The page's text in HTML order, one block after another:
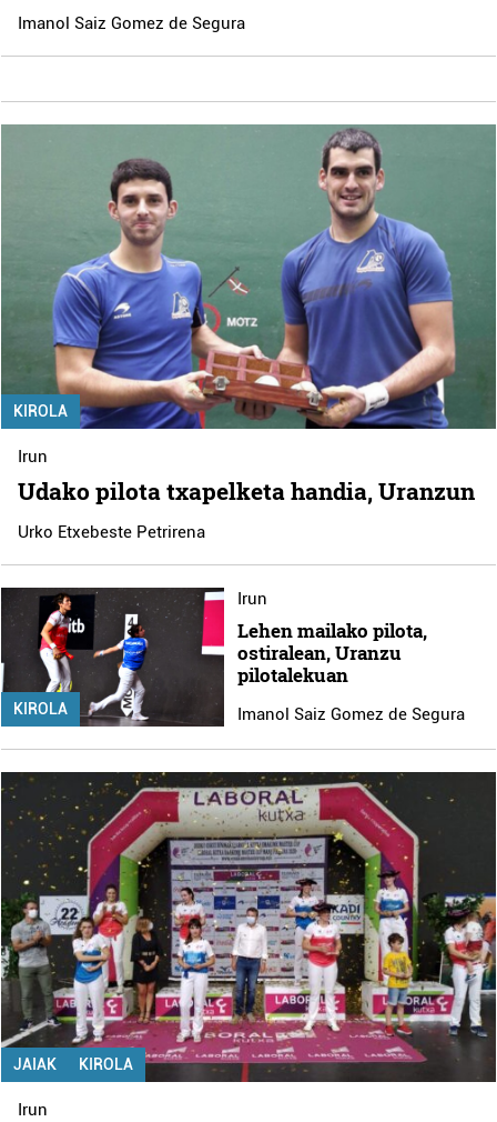
Imanol Saiz Gomez de Segura
KIROLA
Irun
Udako pilota txapelketa handia, Uranzun
Urko Etxebeste Petrirena
KIROLA
Irun
Lehen mailako pilota,
ostiralean, Uranzu
pilotalekuan
Imanol Saiz Gomez de Segura
JAIAK KIROLA
Irun